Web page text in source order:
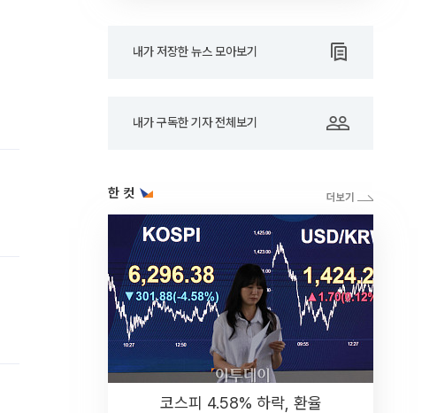
내가 저장한 뉴스 모아보기
내가 구독한 기자 전체보기
한 컷
코스피 4.58% 하락, 환율